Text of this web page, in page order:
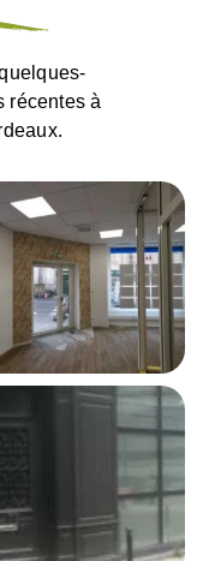
récentes à